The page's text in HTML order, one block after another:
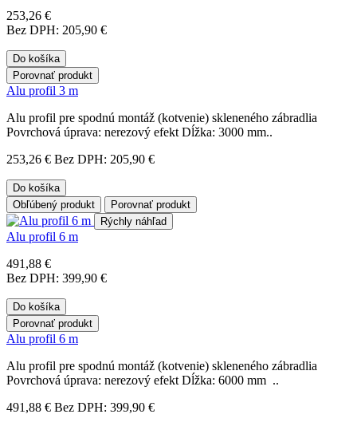
253,26 €
Bez DPH: 205,90 €
Do košíka
Porovnať produkt
Alu profil 3 m
Alu profil pre spodnú montáž (kotvenie) skleneného zábradlia
Povrchová úprava: nerezový efekt Dĺžka: 3000 mm..
253,26 € Bez DPH: 205,90 €
Do košíka
Obľúbený produkt
Porovnať produkt
Rýchly náhľad
Alu profil 6 m
491,88 €
Bez DPH: 399,90 €
Do košíka
Porovnať produkt
Alu profil 6 m
Alu profil pre spodnú montáž (kotvenie) skleneného zábradlia
Povrchová úprava: nerezový efekt Dĺžka: 6000 mm ..
491,88 € Bez DPH: 399,90 €